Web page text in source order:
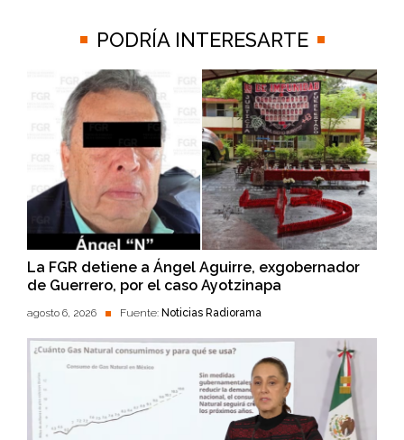
PODRÍA INTERESARTE
La FGR detiene a Ángel Aguirre, exgobernador
de Guerrero, por el caso Ayotzinapa
agosto 6, 2026 Fuente: Noticias Radiorama